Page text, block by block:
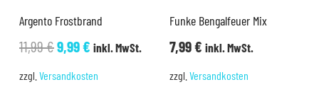
Argento Frostbrand
11,99€Ursprünglicher
9,99€Aktueller
inkl. MwSt.
zzgl. Versandkosten
Funke Bengalfeuer Mix
7,99€ inkl. MwSt.
zzgl. Versandkosten